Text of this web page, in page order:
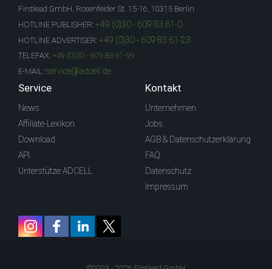
Firstlead GmbH, Rosenfelder St. 15-16, 10315 Berlin
HOTLINE PUBLISHER: +49 (0)30 - 609 83 61-0
HOTLINE ADVERTISER: +49 (0)30 - 609 83 61-23
TELEFAX: +49 (0)30 - 609 83 61-99
E-MAIL: service@adcell.de
Service
News
Affiliate-Lexikon
Download
API
Unterstütze ADCELL
Kontakt
Unternehmen
Jobs
AGB & Datenschutzerklärung
FAQ
Datenschutz
Impressum